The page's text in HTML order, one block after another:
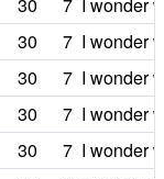
30 7 I wonder
30 7 I wonder
30 7 I wonder
30 7 I wonder
30 7 I wonder